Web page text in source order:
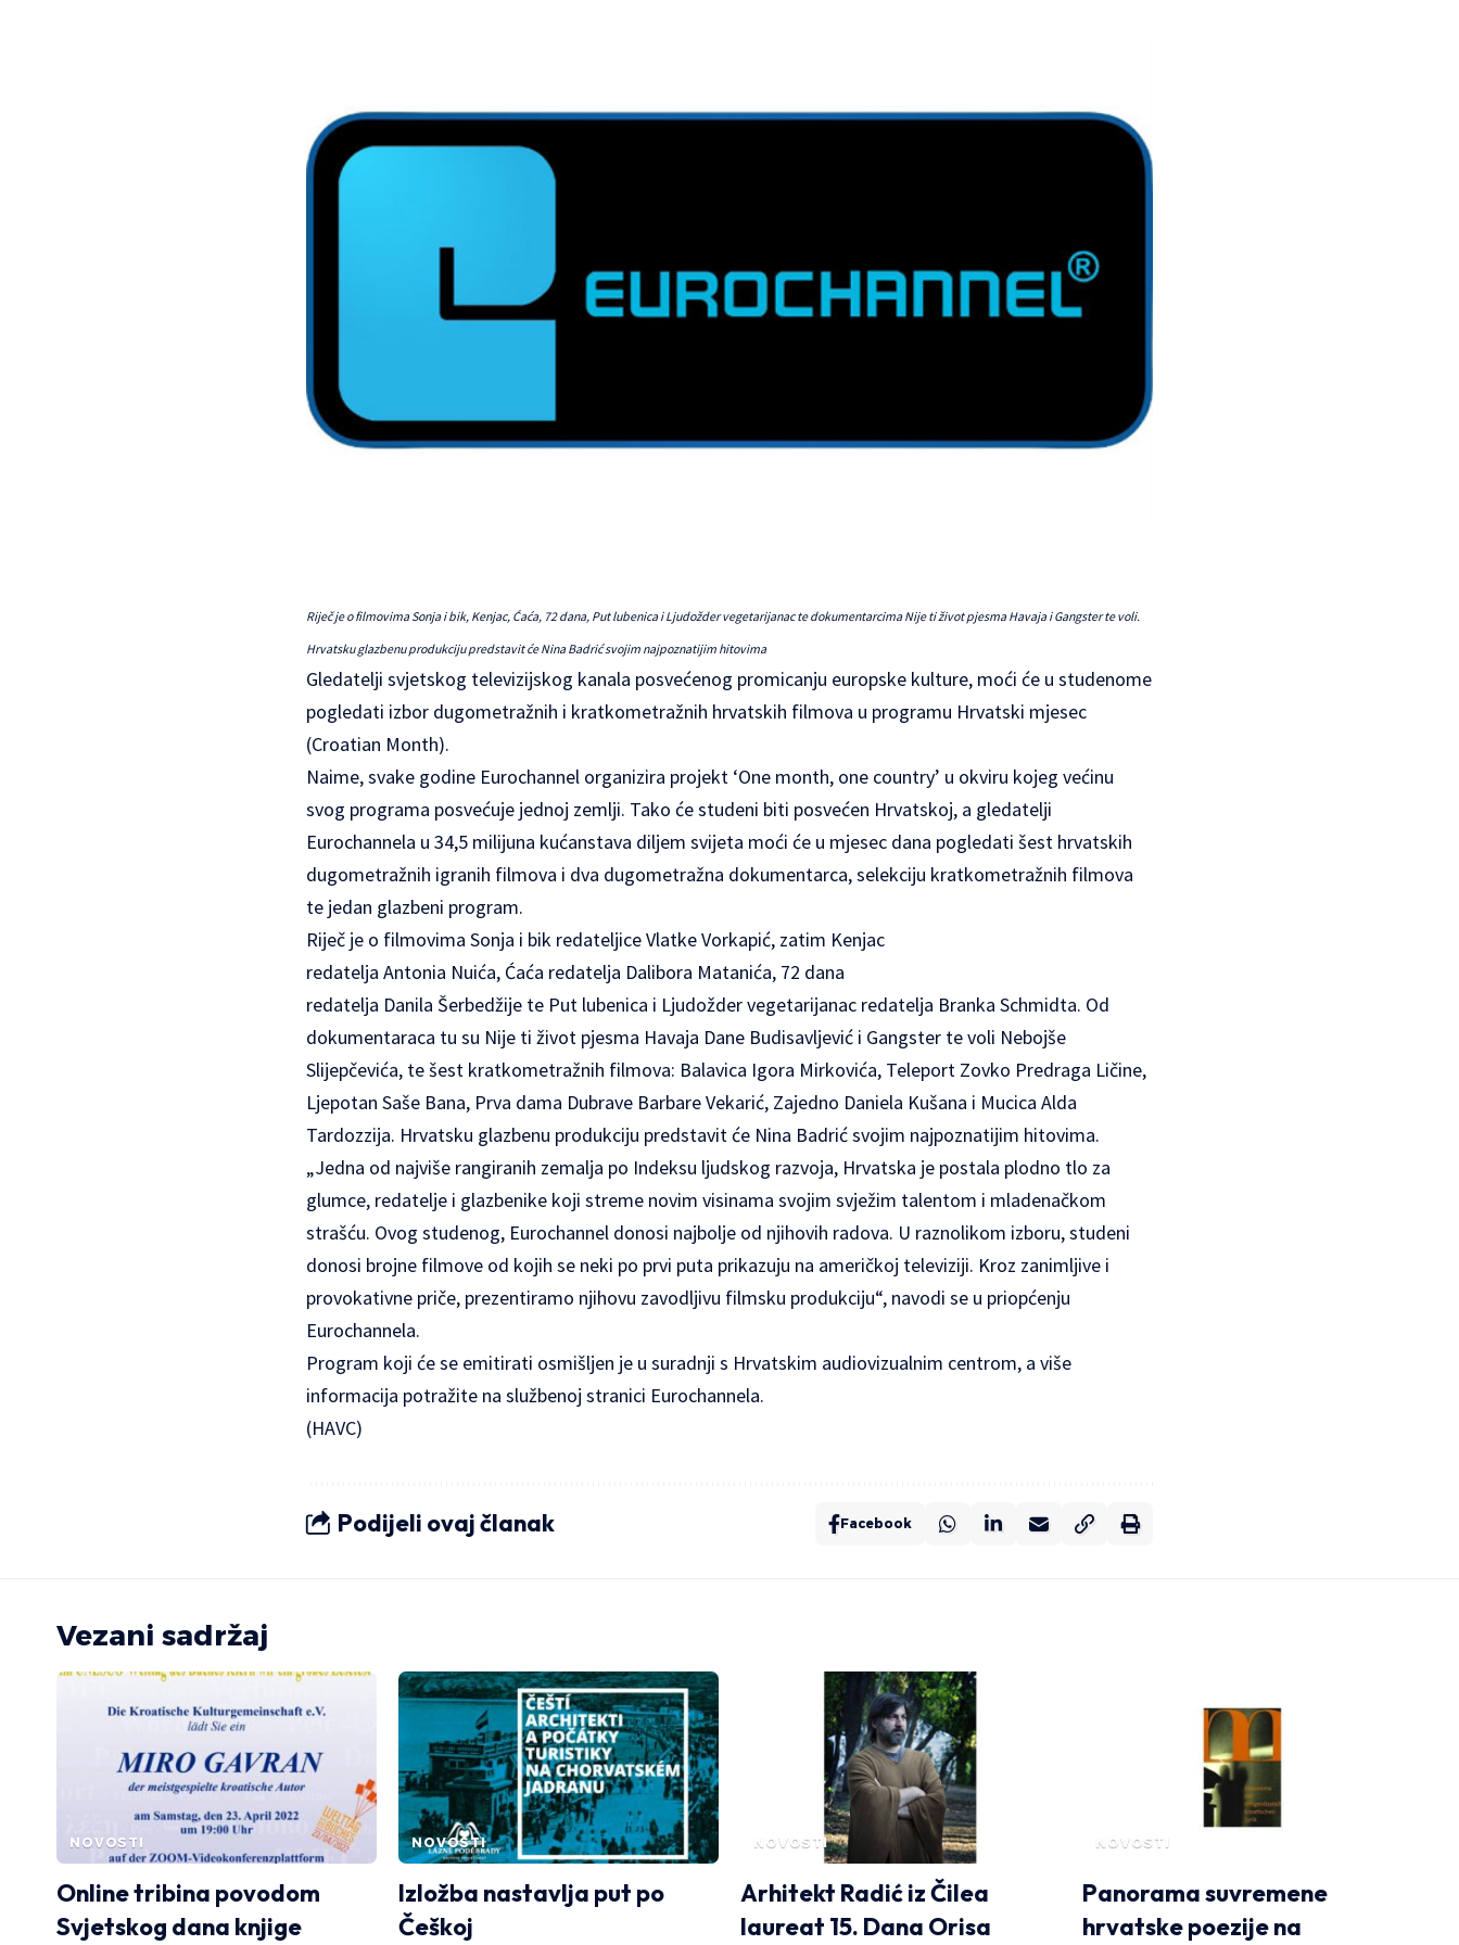
Riječ je o filmovima Sonja i bik, Kenjac, Ćaća, 72 dana, Put lubenica i Ljudožder vegetarijanac te dokumentarcima Nije ti život pjesma Havaja i Gangster te voli.
Hrvatsku glazbenu produkciju predstavit će Nina Badrić svojim najpoznatijim hitovima
Gledatelji svjetskog televizijskog kanala posvećenog promicanju europske kulture, moći će u studenome
pogledati izbor dugometražnih i kratkometražnih hrvatskih filmova u programu Hrvatski mjesec
(Croatian Month).
Naime, svake godine Eurochannel organizira projekt ‘One month, one country’ u okviru kojeg većinu
svog programa posvećuje jednoj zemlji. Tako će studeni biti posvećen Hrvatskoj, a gledatelji
Eurochannela u 34,5 milijuna kućanstava diljem svijeta moći će u mjesec dana pogledati šest hrvatskih
dugometražnih igranih filmova i dva dugometražna dokumentarca, selekciju kratkometražnih filmova
te jedan glazbeni program.
Riječ je o filmovima Sonja i bik redateljice Vlatke Vorkapić, zatim Kenjac
redatelja Antonia Nuića, Ćaća redatelja Dalibora Matanića, 72 dana
redatelja Danila Šerbedžije te Put lubenica i Ljudožder vegetarijanac redatelja Branka Schmidta. Od
dokumentaraca tu su Nije ti život pjesma Havaja Dane Budisavljević i Gangster te voli Nebojše
Slijepčevića, te šest kratkometražnih filmova: Balavica Igora Mirkovića, Teleport Zovko Predraga Ličine,
Ljepotan Saše Bana, Prva dama Dubrave Barbare Vekarić, Zajedno Daniela Kušana i Mucica Alda
Tardozzija. Hrvatsku glazbenu produkciju predstavit će Nina Badrić svojim najpoznatijim hitovima.
„Jedna od najviše rangiranih zemalja po Indeksu ljudskog razvoja, Hrvatska je postala plodno tlo za
glumce, redatelje i glazbenike koji streme novim visinama svojim svježim talentom i mladenačkom
strašću. Ovog studenog, Eurochannel donosi najbolje od njihovih radova. U raznolikom izboru, studeni
donosi brojne filmove od kojih se neki po prvi puta prikazuju na američkoj televiziji. Kroz zanimljive i
provokativne priče, prezentiramo njihovu zavodljivu filmsku produkciju“, navodi se u priopćenju
Eurochannela.
Program koji će se emitirati osmišljen je u suradnji s Hrvatskim audiovizualnim centrom, a više
informacija potražite na službenoj stranici Eurochannela.
(HAVC)
Podijeli ovaj članak Facebook
Vezani sadržaj
NOVOSTI
Online tribina povodom
Svjetskog dana knjige
NOVOSTI
Izložba nastavlja put po
Češkoj
NOVOSTI
Arhitekt Radić iz Čilea
laureat 15. Dana Orisa
NOVOSTI
Panorama suvremene
hrvatske poezije na